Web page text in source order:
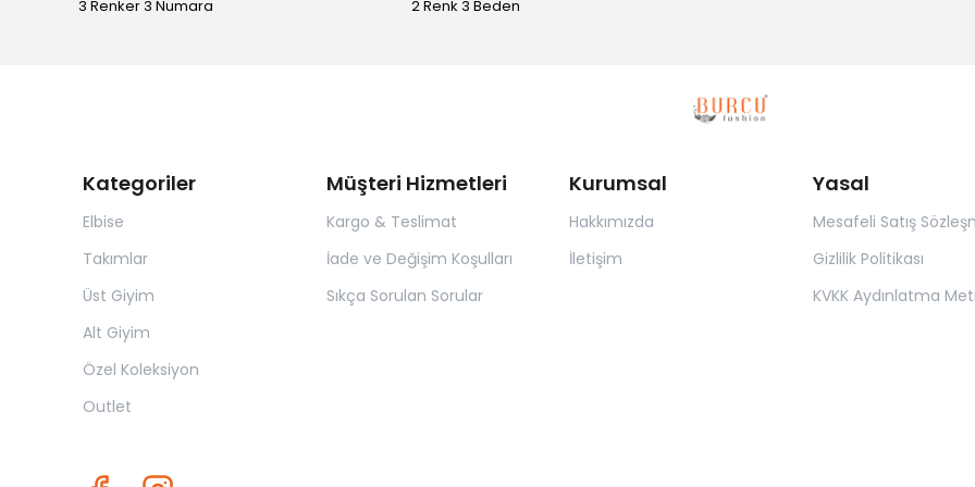
3 Renker 3 Numara 2 Renk 3 Beden
Kategoriler
Elbise
Takımlar
Üst Giyim
Alt Giyim
Özel Koleksiyon
Outlet
Müşteri Hizmetleri
Kargo & Teslimat
İade ve Değişim Koşulları
Sıkça Sorulan Sorular
Kurumsal
Hakkımızda
İletişim
Yasal
Mesafeli Satış
Gizlilik Politikası
KVKK Aydınlatma